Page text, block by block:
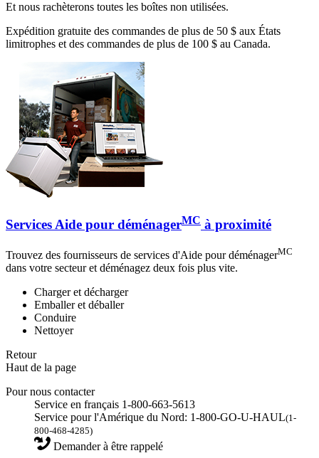
Et nous rachèterons toutes les boîtes non utilisées.
Expédition gratuite des commandes de plus de 50 $ aux États
limitrophes et des commandes de plus de 100 $ au Canada.
Services Aide pour déménagerMC à proximité
Trouvez des fournisseurs de services d'Aide pour déménagerMC
dans votre secteur et déménagez deux fois plus vite.
Charger et décharger
Emballer et déballer
Conduire
Nettoyer
Retour
Haut de la page
Pour nous contacter
Service en français 1-800-663-5613
Service pour l'Amérique du Nord: 1-800-GO-U-HAUL(1-
800-468-4285)
Demander à être rappelé